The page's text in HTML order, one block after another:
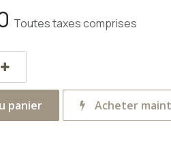
Toutes taxes comprises
panier Acheter